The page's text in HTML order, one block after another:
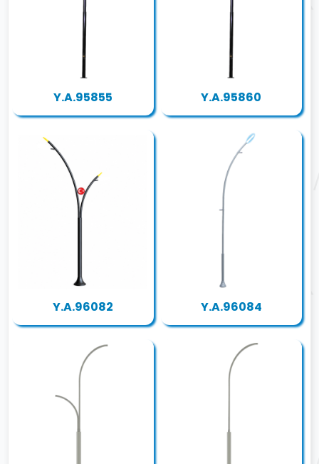
Y.A.95855 Y.A.95860
Y.A.96082 Y.A.96084